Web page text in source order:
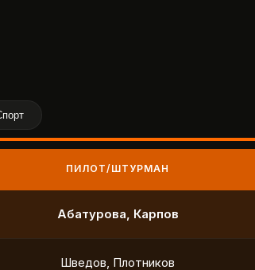
ПИЛОТ/ШТУРМАН
Маслов, Ходько
Чистяков, Петухов